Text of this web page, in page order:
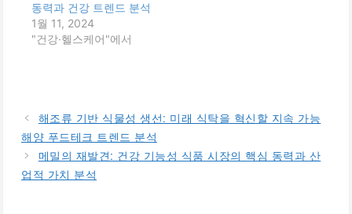
동력과 건강 트렌드 분석
1월 11, 2024
"건강·헬스케어"에서
해조류 기반 식물성 생선: 미래 식탁을 혁신할 지속 가능
해양 푸드테크 트렌드 분석
메밀의 재발견: 건강 기능성 식품 시장의 핵심 동력과 산
업적 가치 분석